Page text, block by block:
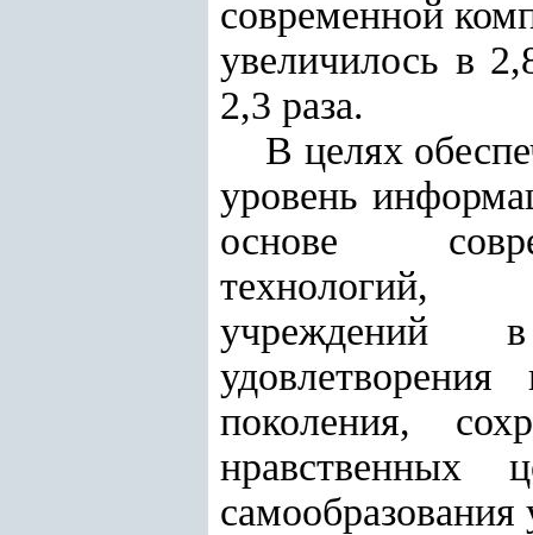
современной
увеличилось в
2,3 раза.
В целях
уровень
основе
технологий,
учреждений
удовлетворения
поколения,
нравственных